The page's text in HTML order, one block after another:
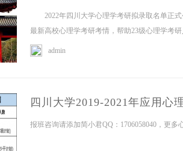
2022年四川大学心理学考研拟录取名单正式
最新高校心理学考研考情，帮助23级心理学考
admin
四川大学2019-2021年应用心
报班咨询请添加简小君QQ：1706058040，更